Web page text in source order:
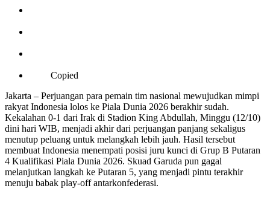
Copied
Jakarta – Perjuangan para pemain tim nasional mewujudkan mimpi
rakyat Indonesia lolos ke Piala Dunia 2026 berakhir sudah.
Kekalahan 0-1 dari Irak di Stadion King Abdullah, Minggu (12/10)
dini hari WIB, menjadi akhir dari perjuangan panjang sekaligus
menutup peluang untuk melangkah lebih jauh. Hasil tersebut
membuat Indonesia menempati posisi juru kunci di Grup B Putaran
4 Kualifikasi Piala Dunia 2026. Skuad Garuda pun gagal
melanjutkan langkah ke Putaran 5, yang menjadi pintu terakhir
menuju babak play-off antarkonfederasi.